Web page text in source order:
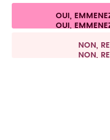
Conditions générales de
Politique de
Se
Tous les prix sont
OUI,
NON,